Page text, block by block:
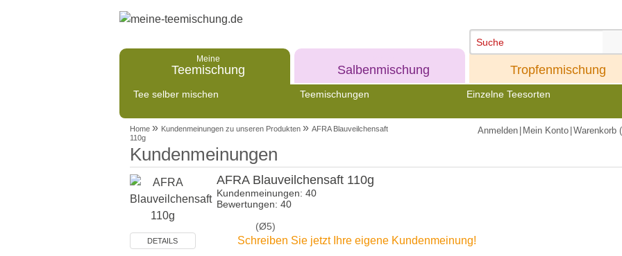
Meine
Teemischung
Tee selber mischen Teemischungen Einzelne Teesorten
Salbenmischung Tropfenmischung
Home » Kundenmeinungen zu unseren Produkten » AFRA Blauveilchensaft
110g
Warenkorb
Mein Konto
Anmelden
Kundenmeinungen
DETAILS
AFRA Blauveilchensaft 110g
Kundenmeinungen: 40
Bewertungen: 40
(Ø5)
Schreiben Sie jetzt Ihre eigene Kundenmeinung!